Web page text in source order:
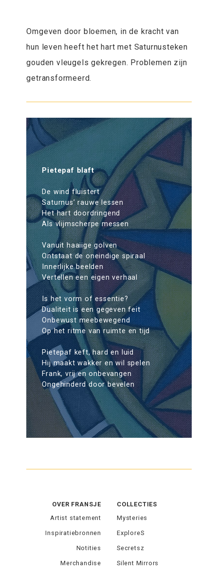
Omgeven door bloemen, in de kracht van
hun leven heeft het hart met Saturnusteken
gouden vleugels gekregen. Problemen zijn
getransformeerd.
Pietepaf blaft
De wind fluistert
Saturnus’ rauwe lessen
Het hart doordringend
Als vlijmscherpe messen
Vanuit haaiige golven
Ontstaat de oneindige spiraal
Innerlijke beelden
Vertellen een eigen verhaal
Is het vorm of essentie?
Dualiteit is een gegeven feit
Onbewust meebewegend
Op het ritme van ruimte en tijd
Pietepaf keft, hard en luid
Hij maakt wakker en wil spelen
Frank, vrij en onbevangen
Ongehinderd door bevelen
OVER FRANSJE
Artist statement
Inspiratiebronnen
Notities
Merchandise
COLLECTIES
Mysteries
ExploreS
Secretsz
Silent Mirrors